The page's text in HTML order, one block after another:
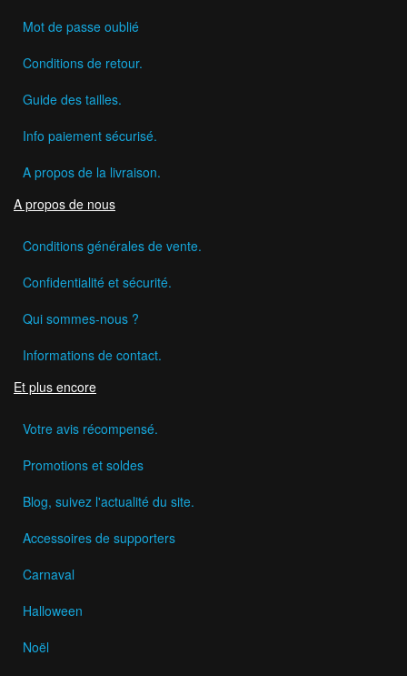
Mot de passe oublié
Conditions de retour.
Guide des tailles.
Info paiement sécurisé.
A propos de la livraison.
A propos de nous
Conditions générales de vente.
Confidentialité et sécurité.
Qui sommes-nous ?
Informations de contact.
Et plus encore
Votre avis récompensé.
Promotions et soldes
Blog, suivez l'actualité du site.
Accessoires de supporters
Carnaval
Halloween
Noël